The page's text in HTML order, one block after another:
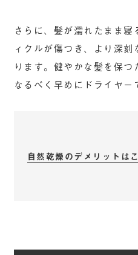
さらに、髪が濡れたまま
ィクルが傷つき、より深
ります。健やかな髪を保つ
なるべく早めにドライヤー
自然乾燥のデメリットは